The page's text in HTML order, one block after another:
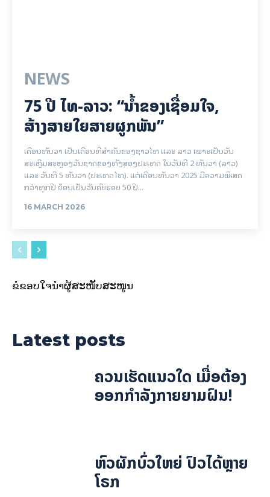
NEWS
75 ປີ ​ໄທ-ລາວ: “​ນ້ຳ​ຂອງ​ເຊື່ອມ​​ໃຈ,
ສ້າງສາຍໃຍ​ສາຍຜູກພັນ”
ເດືອນທັນວາ ເປັນເດືອນທີ່ສຳຄັນຂອງຊາວໄທ ແລະ ລາວ ເພາະເປັນວັນ
ສະເຫຼີມສະຫຼອງວັນຊາດຂອງທັງສອງປະເທດ ໃນວັນທີ 2 ທັນວາ (ລາວ)
ແລະ ວັນທີ 5 ທັນວາ (ປະເທດໄທ). ແຕ່ເດືອນທັນວາ 2025 ມີຄວາມພິເສດ
ກວ່າທຸກປີ ຍ້ອນເປັນວັນຄົບຮອບ 50 ປີ...
16 MARCH 2026
ຂໍຂອບໃຈນຳຜູ້ສະໜັບສະໜູນ
Latest posts
ຄວນເຮັດແນວໃດ ເມື່ອຕ້ອງ
ອອກກຳລັງກາຍຍາມຝົນ!
ຫົວຜັກບົ່ວໃຫຍ່ ປົວໄດ້ຫຼາຍ
ໂຣກ